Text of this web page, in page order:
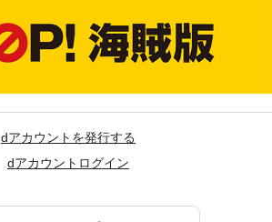
dアカウントを発行する
dアカウントログイン